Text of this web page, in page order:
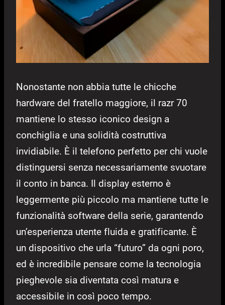
Nonostante non abbia tutte le chicche
hardware del fratello maggiore, il razr 70
mantiene lo stesso iconico design a
conchiglia e una solidità costruttiva
invidiabile. È il telefono perfetto per chi vuole
distinguersi senza necessariamente svuotare
il conto in banca. Il display esterno è
leggermente più piccolo ma mantiene tutte le
funzionalità software della serie, garantendo
un’esperienza utente fluida e gratificante. È
un dispositivo che urla “futuro” da ogni poro,
ed è incredibile pensare come la tecnologia
pieghevole sia diventata così matura e
accessibile in così poco tempo.